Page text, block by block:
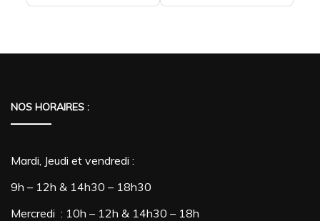
être
produit
être
NOS HORAIRES :
Mardi, Jeudi et vendredi :
9h – 12h & 14h30 – 18h30
Mercredi : 10h – 12h & 14h30 – 18h